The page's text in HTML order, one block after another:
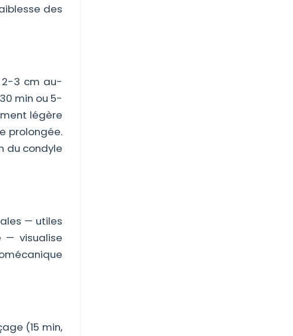
des
2-3 cm au-
min ou 5-
légère
prolongée.
du condyle
— utiles
— visualise
(15 min,